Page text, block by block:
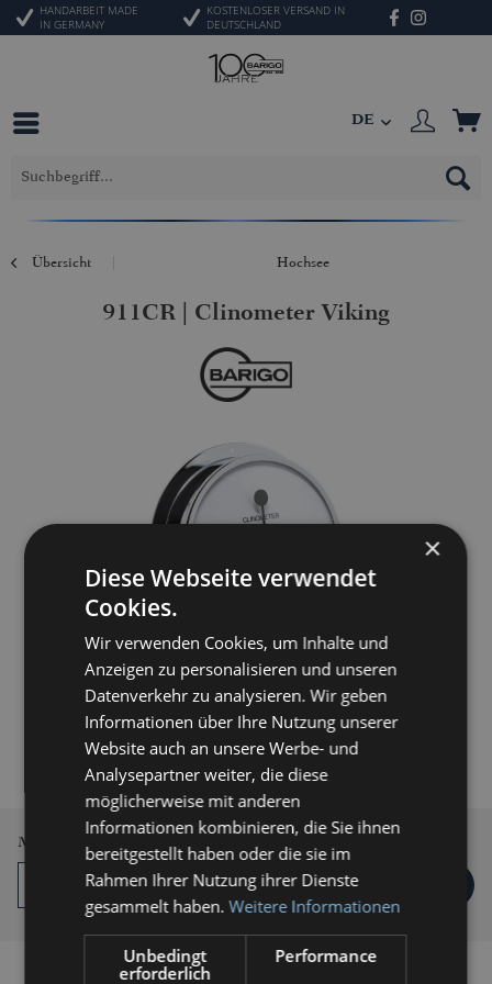
HANDARBEIT MADE
IN GERMANY
KOSTENLOSER VERSAND IN
DEUTSCHLAND
DE
Übersicht Hochsee
911CR | Clinometer Viking
259,00 € *
inkl. MwSt.zzgl. Versandkosten
Lieferzeit 3-5 Werktage
Menge
IN DEN WARENKORB
Auf die Vergleichsliste setzen
×
Diese Webseite verwendet
Cookies.
Wir verwenden Cookies, um Inhalte und
Anzeigen zu personalisieren und unseren
Datenverkehr zu analysieren. Wir geben
Informationen über Ihre Nutzung unserer
Website auch an unsere Werbe- und
Analysepartner weiter, die diese
möglicherweise mit anderen
Informationen kombinieren, die Sie ihnen
bereitgestellt haben oder die sie im
Rahmen Ihrer Nutzung ihrer Dienste
gesammelt haben.Weitere Informationen
Unbedingt
erforderlich
Performance